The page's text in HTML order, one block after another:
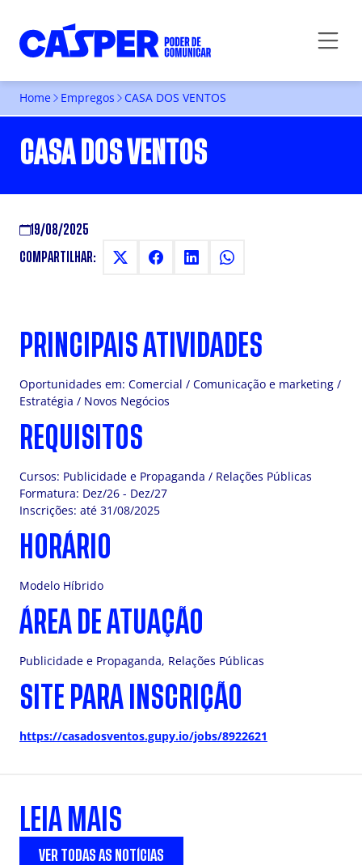
Home Empregos CASA DOS VENTOS
CASA DOS VENTOS
19/08/2025
COMPARTILHAR:
PRINCIPAIS ATIVIDADES
Oportunidades em: Comercial / Comunicação e marketing /
Estratégia / Novos Negócios
REQUISITOS
Cursos: Publicidade e Propaganda / Relações Públicas
Formatura: Dez/26 - Dez/27
Inscrições: até 31/08/2025
HORÁRIO
Modelo Híbrido
ÁREA DE ATUAÇÃO
Publicidade e Propaganda, Relações Públicas
SITE PARA INSCRIÇÃO
https://casadosventos.gupy.io/jobs/8922621
LEIA MAIS
VER TODAS AS NOTÍCIAS